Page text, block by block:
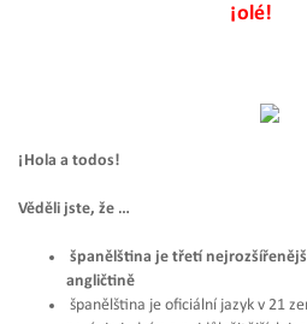
¡olé!
¡Hola a todos!
Věděli jste, že …
španělština je třetí
angličtině
španělština je oficiální jazyk v 21